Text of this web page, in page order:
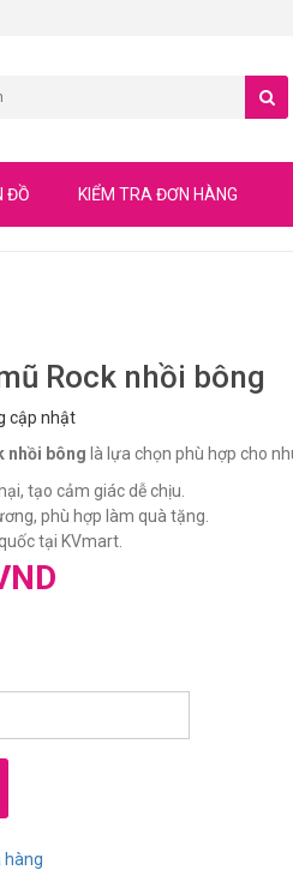
ĐỒ KIỂM TRA ĐƠN HÀNG
Rock nhồi bông
cập nhật
nhồi bông là lựa chọn phù hợp cho
tạo cảm giác dễ chịu.
phù hợp làm quà tặng.
tại KVmart.
hàng